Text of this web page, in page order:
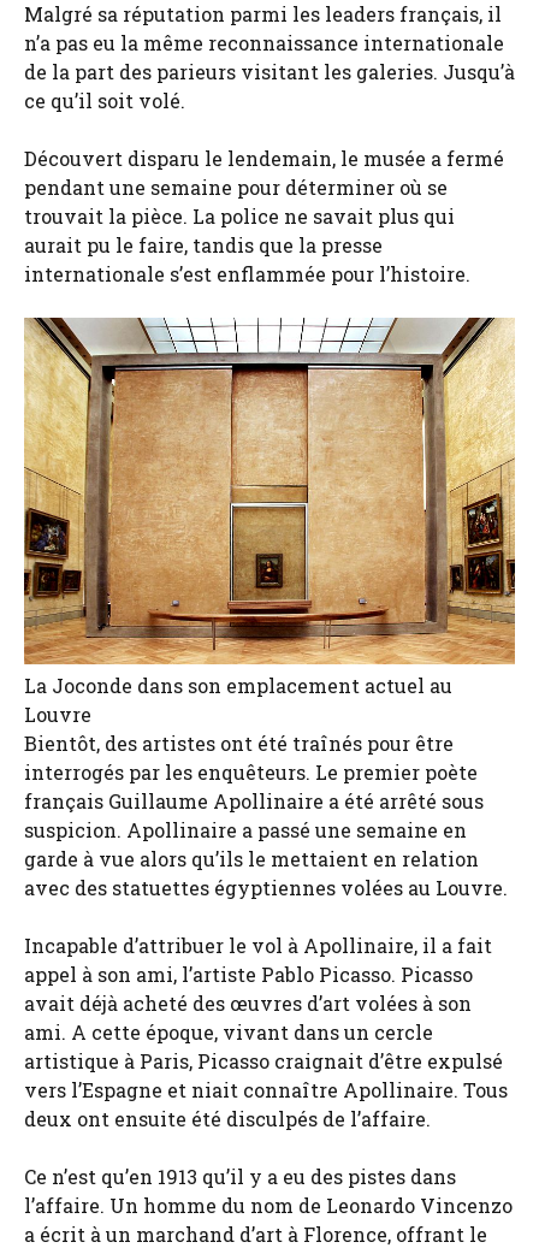
Malgré sa réputation parmi les leaders français, il
n’a pas eu la même reconnaissance internationale
de la part des parieurs visitant les galeries. Jusqu’à
ce qu’il soit volé.
Découvert disparu le lendemain, le musée a fermé
pendant une semaine pour déterminer où se
trouvait la pièce. La police ne savait plus qui
aurait pu le faire, tandis que la presse
internationale s’est enflammée pour l’histoire.
La Joconde dans son emplacement actuel au
Louvre
Bientôt, des artistes ont été traînés pour être
interrogés par les enquêteurs. Le premier poète
français Guillaume Apollinaire a été arrêté sous
suspicion. Apollinaire a passé une semaine en
garde à vue alors qu’ils le mettaient en relation
avec des statuettes égyptiennes volées au Louvre.
Incapable d’attribuer le vol à Apollinaire, il a fait
appel à son ami, l’artiste Pablo Picasso. Picasso
avait déjà acheté des œuvres d’art volées à son
ami. A cette époque, vivant dans un cercle
artistique à Paris, Picasso craignait d’être expulsé
vers l’Espagne et niait connaître Apollinaire. Tous
deux ont ensuite été disculpés de l’affaire.
Ce n’est qu’en 1913 qu’il y a eu des pistes dans
l’affaire. Un homme du nom de Leonardo Vincenzo
a écrit à un marchand d’art à Florence, offrant le